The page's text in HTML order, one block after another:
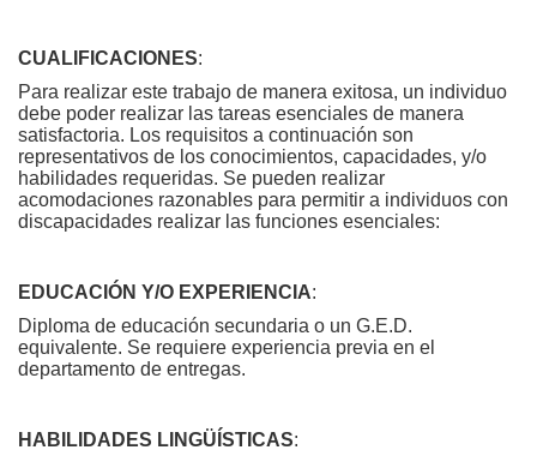
CUALIFICACIONES:
Para realizar este trabajo de manera exitosa, un individuo
debe poder realizar las tareas esenciales de manera
satisfactoria. Los requisitos a continuación son
representativos de los conocimientos, capacidades, y/o
habilidades requeridas. Se pueden realizar
acomodaciones razonables para permitir a individuos con
discapacidades realizar las funciones esenciales:
EDUCACIÓN Y/O EXPERIENCIA:
Diploma de educación secundaria o un G.E.D.
equivalente. Se requiere experiencia previa en el
departamento de entregas.
HABILIDADES LINGÜÍSTICAS: